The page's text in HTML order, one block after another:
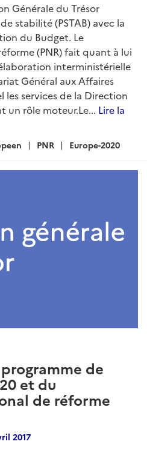
Générale du Trésor
stabilité (PSTAB) avec la
du Budget. Le
(PNR) fait quant à lui
interministérielle
Général aux Affaires
les services de la Direction
un rôle moteur.Le... Lire la
PNR Europe-2020
de
et du
de réforme
2017